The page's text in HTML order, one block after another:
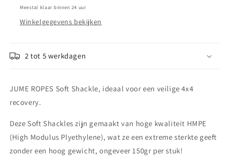
16.500kg)
16.500kg)
Meestal klaar binnen 24 uur
Winkelgegevens bekijken
2 tot 5 werkdagen
JUME ROPES Soft Shackle, ideaal voor een veilige 4x4
recovery.
Deze Soft Shackles zijn gemaakt van hoge kwaliteit HMPE
(High Modulus Plyethylene), wat ze een extreme sterkte geeft
zonder een hoog gewicht, ongeveer 150gr per stuk!